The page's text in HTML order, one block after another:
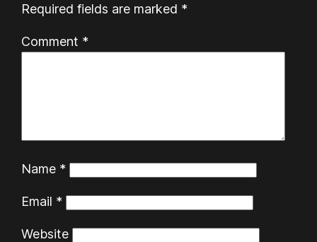
Required fields are marked *
Comment *
Name *
Email *
Website